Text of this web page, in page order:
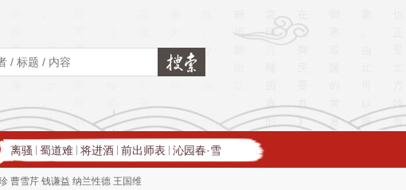
离骚 蜀道难 将进酒 前出师表 沁园春·雪
曹雪芹 钱谦益 纳兰性德 王国维